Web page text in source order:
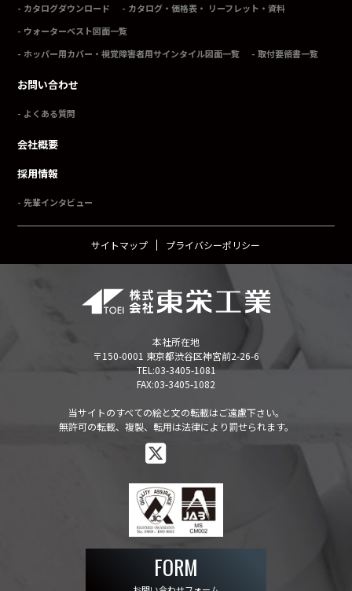
カタログダウンロード
カタログ・価格表・ リーフレット・資料
ウォーターベスト図面一覧
ホッパー用カバー・視覚障害者用サインタイル図面一覧
取付要領書一覧
お問い合わせ
よくある質問
会社概要
採用情報
先輩インタビュー
サイトマップ プライバシーポリシー
本社所在地
〒150-0001 東京都渋谷区神宮前2-26-6
TEL:03-3405-1081
FAX:03-3405-1082
当サイトのすべての絵と文の転載はご遠慮下さい。
無許可の転載、複製、転用は法律により罰せられます。
FORM